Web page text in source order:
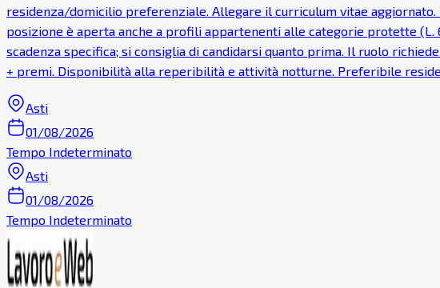
residenza/domicilio preferenziale. Allegare il curriculum vitae
posizione è aperta anche a profili appartenenti alle categorie protette (L.
scadenza specifica; si consiglia di candidarsi quanto prima. Il ruolo
+ premi. Disponibilità alla reperibilità e attività notturne. Preferibile
Asti
01/08/2026
Tempo Indeterminato
Asti
01/08/2026
Tempo Indeterminato